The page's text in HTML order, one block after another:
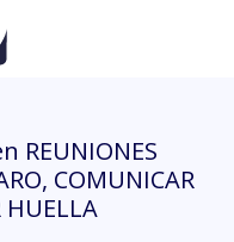
REUNIONES
COMUNICAR
HUELLA